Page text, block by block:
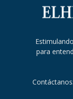
para
Contáctanos: